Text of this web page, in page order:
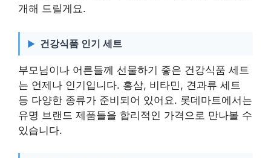
개해 드릴게요.
건강식품 인기 세트
부모님이나 어른들께 선물하기 좋은 건강식품 세트
는 언제나 인기입니다. 홍삼, 비타민, 견과류 세트
등 다양한 종류가 준비되어 있어요. 롯데마트에서는
유명 브랜드 제품들을 합리적인 가격으로 만나볼 수
있습니다.